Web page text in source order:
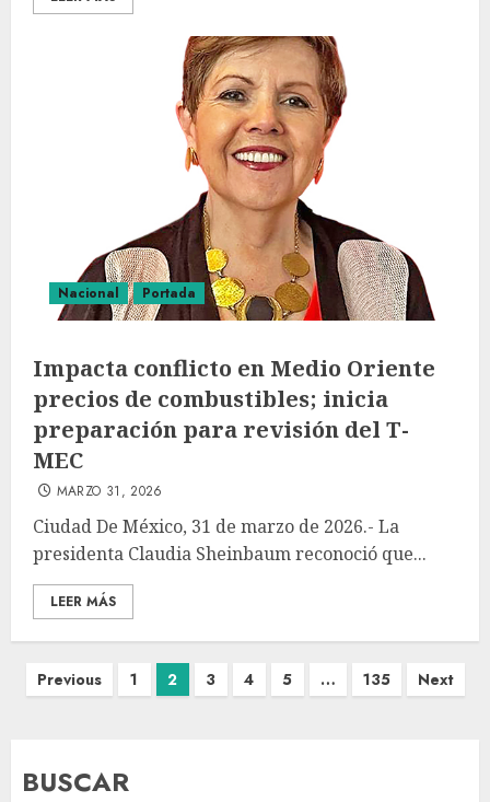
Nacional Portada
Impacta conflicto en Medio Oriente
precios de combustibles; inicia
preparación para revisión del T-
MEC
MARZO 31, 2026
Ciudad De México, 31 de marzo de 2026.- La
presidenta Claudia Sheinbaum reconoció que...
LEER MÁS
Previous 1 2 3 4 5 … 135 Next
BUSCAR